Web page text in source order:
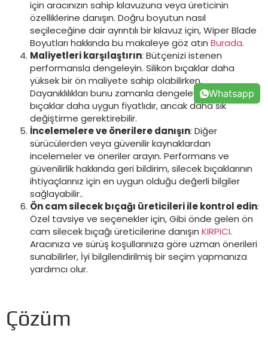
için aracınızın sahip kılavuzuna veya üreticinin
özelliklerine danışın. Doğru boyutun nasıl
seçileceğine dair ayrıntılı bir kılavuz için, Wiper Blade
Boyutları hakkında bu makaleye göz atın Burada.
Maliyetleri karşılaştırın: Bütçenizi istenen
performansla dengeleyin. Silikon bıçaklar daha
yüksek bir ön maliyete sahip olabilirken,
Dayanıklılıkları bunu zamanla dengeleyebilir. Kauçuk
bıçaklar daha uygun fiyatlıdır, ancak daha sık
değiştirme gerektirebilir.
İncelemelere ve önerilere danışın: Diğer
sürücülerden veya güvenilir kaynaklardan
incelemeler ve öneriler arayın. Performans ve
güvenilirlik hakkında geri bildirim, silecek bıçaklarının
ihtiyaçlarınız için en uygun olduğu değerli bilgiler
sağlayabilir..
Ön cam silecek bıçağı üreticileri ile kontrol edin:
Özel tavsiye ve seçenekler için, Gibi önde gelen ön
cam silecek bıçağı üreticilerine danışın KIRPICI.
Aracınıza ve sürüş koşullarınıza göre uzman önerileri
sunabilirler, İyi bilgilendirilmiş bir seçim yapmanıza
yardımcı olur.
Çözüm
Whatsapp